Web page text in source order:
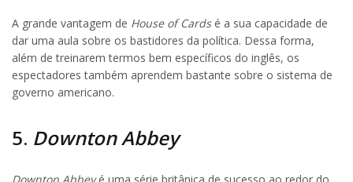
A grande vantagem de House of Cardsé a sua capacidade de
dar uma aula sobre os bastidores da política. Dessa forma,
além de treinarem termos bem específicos do inglês, os
espectadores também aprendem bastante sobre o sistema de
governo americano.
5. Downton Abbey